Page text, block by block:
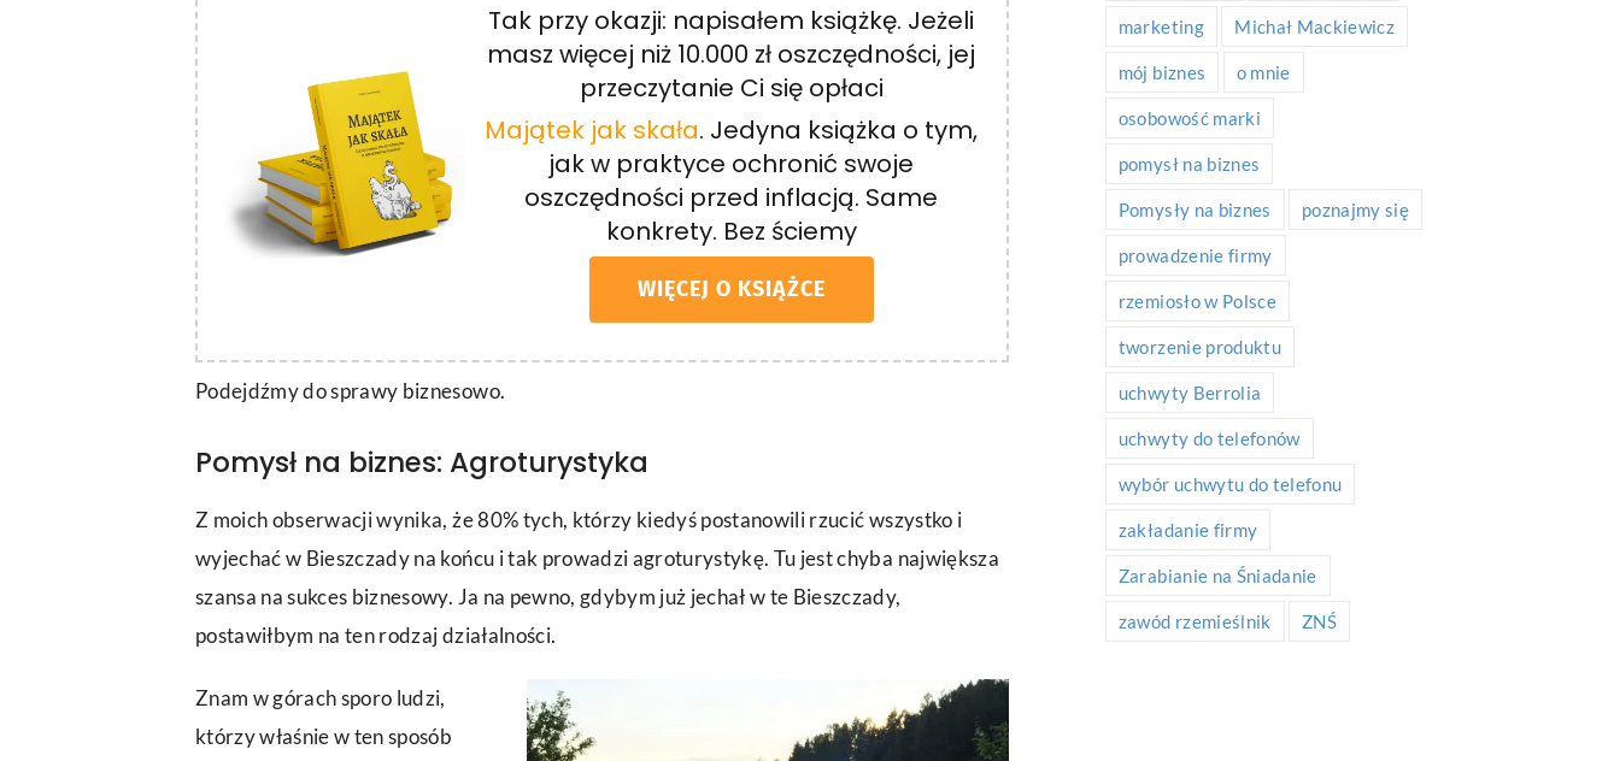
Tak przy okazji: napisałem książkę. Jeżeli
masz więcej niż 10.000 zł oszczędności, jej
przeczytanie Ci się opłaci
Majątek jak skała. Jedyna książka o tym,
jak w praktyce ochronić swoje
oszczędności przed inflacją. Same
konkrety. Bez ściemy
WIĘCEJ O KSIĄŻCE
Podejdźmy do sprawy biznesowo.
Pomysł na biznes: Agroturystyka
Z moich obserwacji wynika, że 80% tych, którzy kiedyś postanowili rzucić wszystko i
wyjechać w Bieszczady na końcu i tak prowadzi agroturystykę. Tu jest chyba największa
szansa na sukces biznesowy. Ja na pewno, gdybym już jechał w te Bieszczady,
postawiłbym na ten rodzaj działalności.
Znam w górach sporo ludzi,
którzy właśnie w ten sposób
marketing Michał Mackiewicz
mój biznes o mnie
osobowość marki
pomysł na biznes
Pomysły na biznes poznajmy się
prowadzenie firmy
rzemiosło w Polsce
tworzenie produktu
uchwyty Berrolia
uchwyty do telefonów
wybór uchwytu do telefonu
zakładanie firmy
Zarabianie na Śniadanie
zawód rzemieślnik ZNŚ